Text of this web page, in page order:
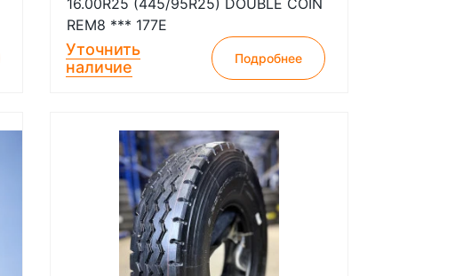
16.00R25 (445/95R25) DOUBLE COIN
REM8 *** 177E
Уточнить
наличие
Подробнее